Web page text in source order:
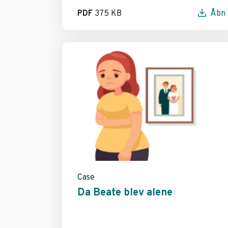
PDF 375 KB Åbn
Case
Da Beate blev alene